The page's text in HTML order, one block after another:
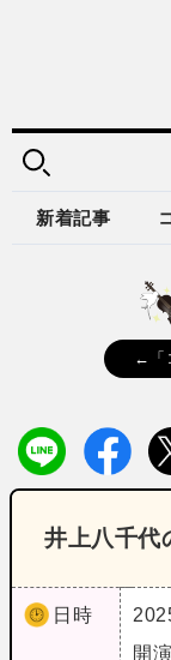
新着記事
←「
井上八千代
日時
開